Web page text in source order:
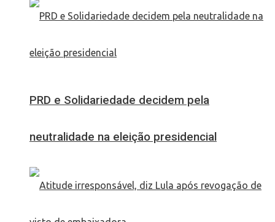
PRD e Solidariedade decidem pela
neutralidade na eleição presidencial